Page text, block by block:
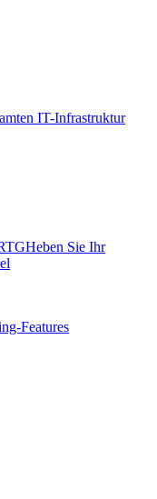
IT-Infrastruktur
Heben Sie Ihr
Features